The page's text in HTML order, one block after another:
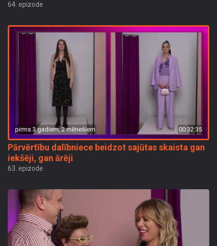
64. epizode
pirms 3 gadiem, 2 mēnešiem 00:32:35
Pārvērtību dalībniece beidzot sajūtas skaista gan
iekšēji, gan ārēji
63. epizode